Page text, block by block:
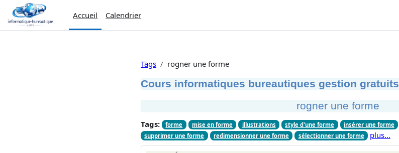
Passer au contenu principal
Accueil
Calendrier
Tags rogner une forme
Cours informatiques bureautiques gestion gratuits
rogner une forme
Tags: forme mise en forme illustrations style d'une forme insérer une forme
supprimer une forme
redimensionner une forme sélectionner une forme plus…